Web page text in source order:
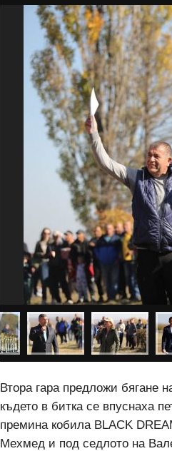
Втора гара предложи бягане
където в битка се впуснаха
премина кобила BLACK
Мехмед и под седлото на